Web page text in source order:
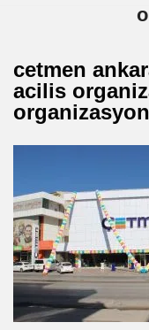
cetmen
acilis
organizasyon